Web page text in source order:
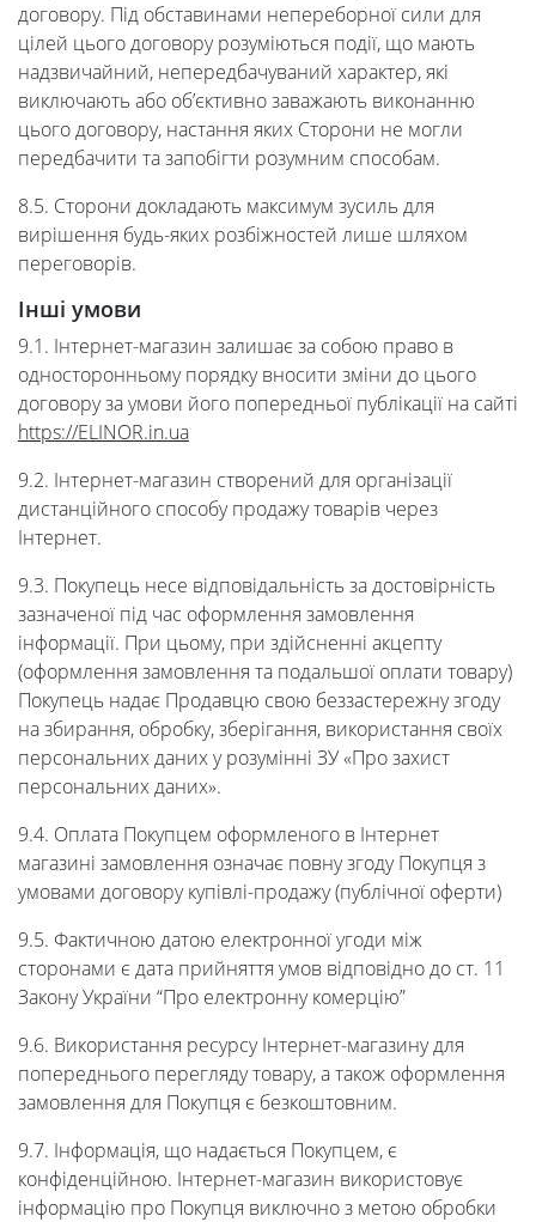
договору. Під обставинами непереборної сили для
цілей цього договору розуміються події, що мають
надзвичайний, непередбачуваний характер, які
виключають або об’єктивно заважають виконанню
цього договору, настання яких Сторони не могли
передбачити та запобігти розумним способам.
8.5. Сторони докладають максимум зусиль для
вирішення будь-яких розбіжностей лише шляхом
переговорів.
Інші умови
9.1. Інтернет-магазин залишає за собою право в
односторонньому порядку вносити зміни до цього
договору за умови його попередньої публікації на сайті
https://ELINOR.in.ua
9.2. Інтернет-магазин створений для організації
дистанційного способу продажу товарів через
Інтернет.
9.3. Покупець несе відповідальність за достовірність
зазначеної під час оформлення замовлення
інформації. При цьому, при здійсненні акцепту
(оформлення замовлення та подальшої оплати товару)
Покупець надає Продавцю свою беззастережну згоду
на збирання, обробку, зберігання, використання своїх
персональних даних у розумінні ЗУ «Про захист
персональних даних».
9.4. Оплата Покупцем оформленого в Інтернет
магазині замовлення означає повну згоду Покупця з
умовами договору купівлі-продажу (публічної оферти)
9.5. Фактичною датою електронної угоди між
сторонами є дата прийняття умов відповідно до ст. 11
Закону України “Про електронну комерцію”
9.6. Використання ресурсу Інтернет-магазину для
попереднього перегляду товару, а також оформлення
замовлення для Покупця є безкоштовним.
9.7. Інформація, що надається Покупцем, є
конфіденційною. Інтернет-магазин використовує
інформацію про Покупця виключно з метою обробки